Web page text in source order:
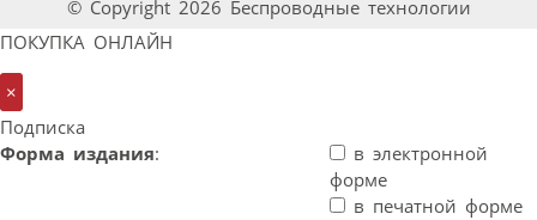
© Copyright 2026 Беспроводные технологии
ПОКУПКА ОНЛАЙН
×
Подписка
Форма издания:
в электронной
форме
в печатной форме